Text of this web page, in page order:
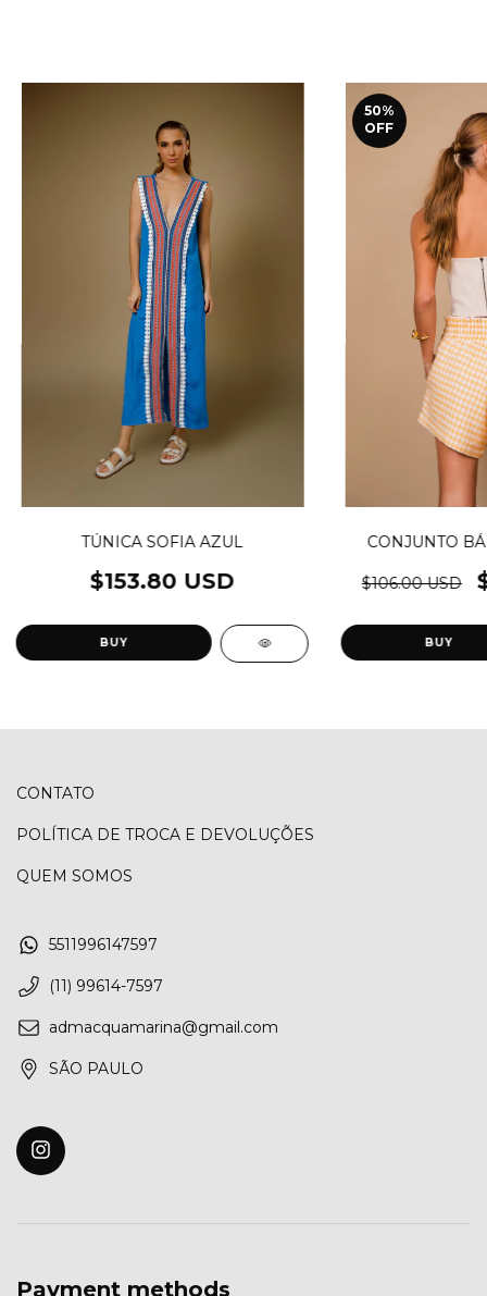
TÚNICA SOFIA AZUL
$153.80 USD
BUY
50%
OFF
CONJUNTO
$106.00 USD
BUY
CONTATO
POLÍTICA DE TROCA E DEVOLUÇÕES
QUEM SOMOS
5511996147597
(11) 99614-7597
admacquamarina@gmail.com
SÃO PAULO
Payment methods